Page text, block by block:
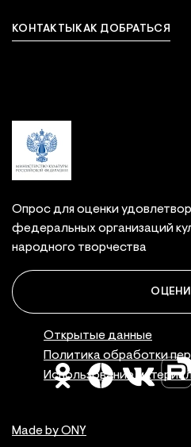
КОНТАКТЫКАК ДОБРАТЬСЯ
Опрос для оценки
федеральных организаций
народного творчества
Made by ONY
Открытые данные
Политика обработки
Использование